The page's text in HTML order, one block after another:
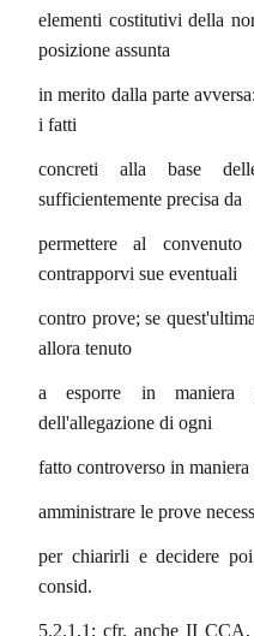
elementi costitutivi della
posizione assunta
in merito dalla parte
i fatti
concreti alla base
sufficientemente precisa da
permettere al
contrapporvi sue eventuali
contro prove; se
allora tenuto
a esporre in maniera
dell'allegazione di ogni
fatto controverso in
amministrare le prove
per chiarirli e decidere
consid.
5.2.1.1; cfr. anche II